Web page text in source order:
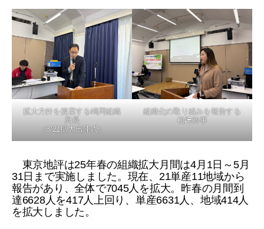
拡大方針を提案する嶋岡組織
局長
（3/21拡大出陣式）
組織化の取り組みを報告する
松﨑幹事
東京地評は25年春の組織拡大月間は4月1日～5月
31日まで実施しました。現在、21単産11地域から
報告があり、全体で7045人を拡大。昨春の月間到
達6628人を417人上回り、単産6631人、地域414人
を拡大しました。